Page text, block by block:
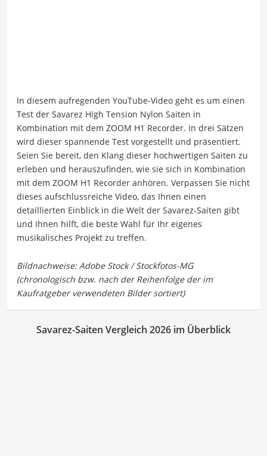
In diesem aufregenden YouTube-Video geht es um einen
Test der Savarez High Tension Nylon Saiten in
Kombination mit dem ZOOM H1 Recorder. In drei Sätzen
wird dieser spannende Test vorgestellt und präsentiert.
Seien Sie bereit, den Klang dieser hochwertigen Saiten zu
erleben und herauszufinden, wie sie sich in Kombination
mit dem ZOOM H1 Recorder anhören. Verpassen Sie nicht
dieses aufschlussreiche Video, das Ihnen einen
detaillierten Einblick in die Welt der Savarez-Saiten gibt
und Ihnen hilft, die beste Wahl für Ihr eigenes
musikalisches Projekt zu treffen.
Savarez-Saiten Vergleich 2026 im Überblick